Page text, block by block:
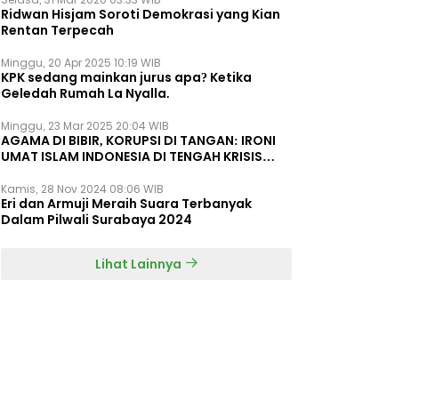
Ridwan Hisjam Soroti Demokrasi yang Kian
Rentan Terpecah
Minggu, 20 Apr 2025 10:19 WIB
KPK sedang mainkan jurus apa? Ketika
Geledah Rumah La Nyalla.
Minggu, 23 Mar 2025 20:04 WIB
AGAMA DI BIBIR, KORUPSI DI TANGAN: IRONI
UMAT ISLAM INDONESIA DI TENGAH KRISIS
Kamis, 28 Nov 2024 08:06 WIB
Eri dan Armuji Meraih Suara Terbanyak
Dalam Pilwali Surabaya 2024
Lihat Lainnya